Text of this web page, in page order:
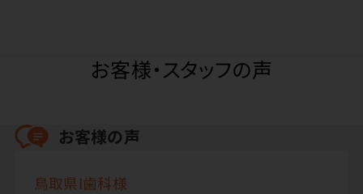
お客様・スタッフの声
お客様の声
鳥取県I歯科様